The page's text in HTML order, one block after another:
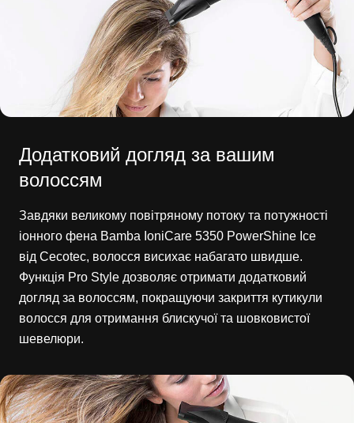
Додатковий догляд за вашим
волоссям
Завдяки великому повітряному потоку та потужності
іонного фена Bamba IoniCare 5350 PowerShine Ice
від Cecotec, волосся висихає набагато швидше.
Функція Pro Style дозволяє отримати додатковий
догляд за волоссям, покращуючи закриття кутикули
волосся для отримання блискучої та шовковистої
шевелюри.